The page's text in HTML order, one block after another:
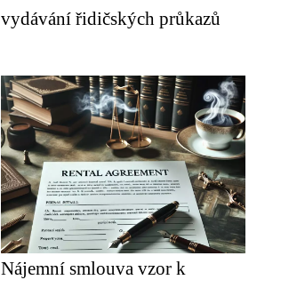
vydávání řidičských průkazů
Nájemní smlouva vzor k